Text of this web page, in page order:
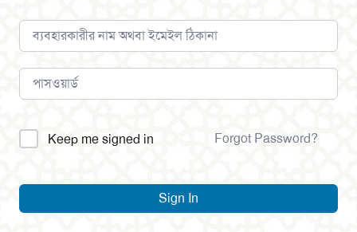
Alternative:
Keep me signed in Forgot Password?
Sign In